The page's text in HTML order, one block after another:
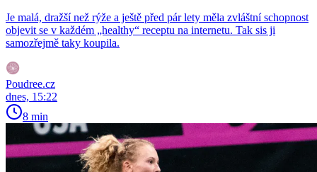
Je malá, dražší než rýže a ještě před pár lety měla zvláštní schopnost
objevit se v každém „healthy“ receptu na internetu. Tak sis ji
samozřejmě taky koupila.
Poudree.cz
dnes, 15:22
8 min